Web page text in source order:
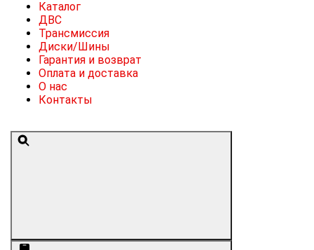
Каталог
ДВС
Трансмиссия
Диски/Шины
Гарантия и возврат
Оплата и доставка
О нас
Контакты